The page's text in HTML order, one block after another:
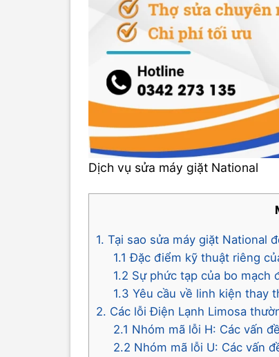
Dịch vụ sửa máy giặt National
1. Tại sao sửa máy giặt National
1.1 Đặc điểm kỹ thuật riêng
1.2 Sự phức tạp của bo mạch
1.3 Yêu cầu về linh kiện thay
2. Các lỗi Điện Lạnh Limosa
2.1 Nhóm mã lỗi H: Các vấn
2.2 Nhóm mã lỗi U: Các vấn